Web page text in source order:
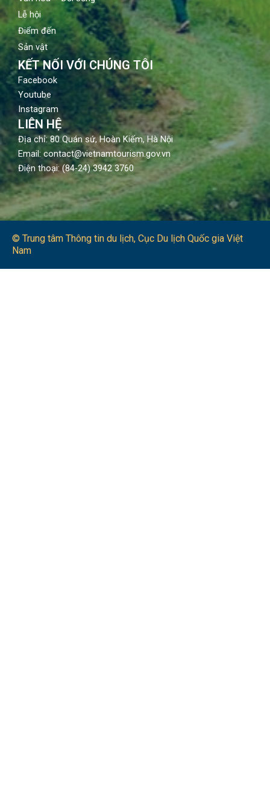
Lễ hội
Điểm đến
Sản vật
KẾT NỐI VỚI CHÚNG TÔI
Facebook
Youtube
Instagram
LIÊN HỆ
Địa chỉ: 80 Quán sứ, Hoàn Kiếm, Hà Nội
Email: contact@vietnamtourism.gov.vn
Điện thoại: (84-24) 3942 3760
© Trung tâm Thông tin du lịch​, Cục Du lịch Quốc gia Việt
Nam